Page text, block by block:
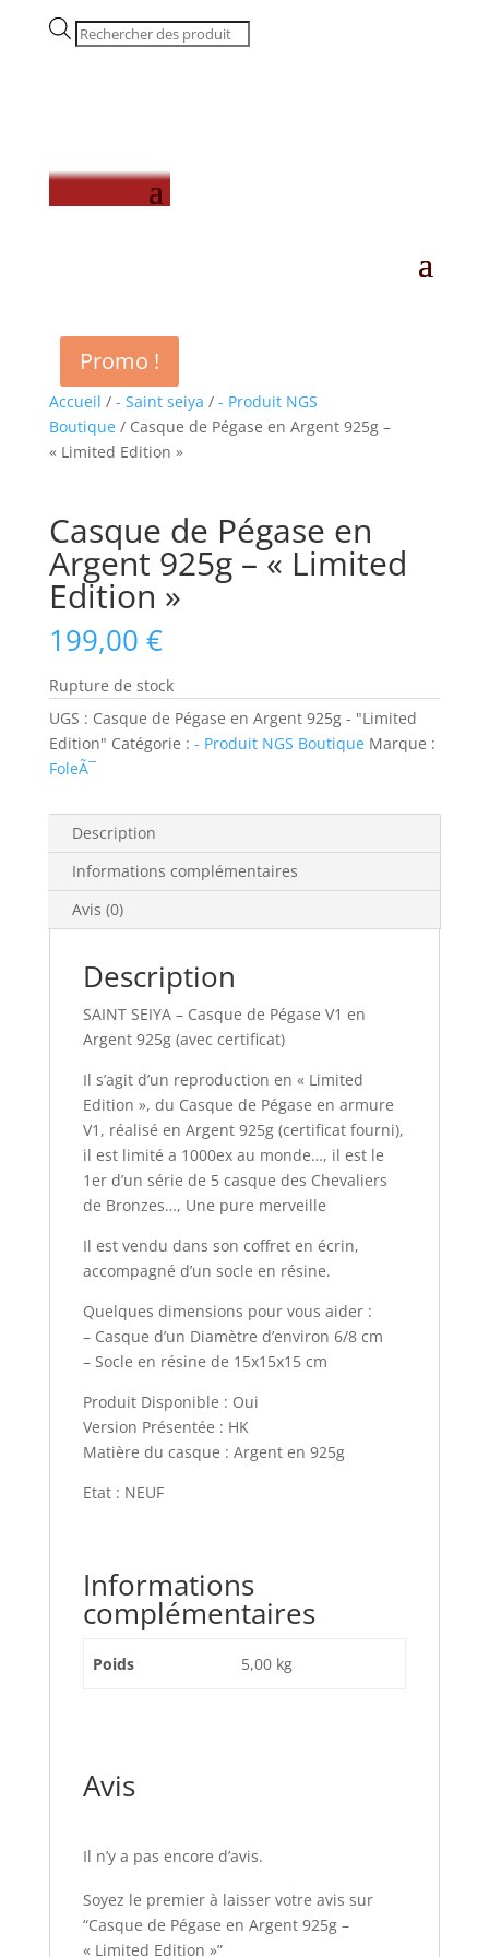
Recherche
de
Accueil / - Saint seiya / - Produit NGS
Boutique/ Casque de Pégase en Argent 925g –
« Limited Edition »
Casque de Pégase en
Argent 925g – « Limited
Edition »
199,00 €
Rupture de stock
UGS : Casque de Pégase en Argent 925g - "Limited
Edition" Catégorie : - Produit NGS Boutique Marque :
FoleÃ¯
Description
Informations complémentaires
Avis (0)
Description
SAINT SEIYA – Casque de Pégase V1 en
Argent 925g (avec certificat)
Il s’agit d’un reproduction en « Limited
Edition », du Casque de Pégase en armure
V1, réalisé en Argent 925g (certificat fourni),
il est limité a 1000ex au monde…, il est le
1er d’un série de 5 casque des Chevaliers
de Bronzes…, Une pure merveille
Il est vendu dans son coffret en écrin,
accompagné d’un socle en résine.
Quelques dimensions pour vous aider :
– Casque d’un Diamètre d’environ 6/8 cm
– Socle en résine de 15x15x15 cm
Produit Disponible : Oui
Version Présentée : HK
Matière du casque : Argent en 925g
Etat : NEUF
Informations
complémentaires
Poids 5,00 kg
Avis
Il n’y a pas encore d’avis.
Soyez le premier à laisser votre avis sur
“Casque de Pégase en Argent 925g –
« Limited Edition »”
Promo !